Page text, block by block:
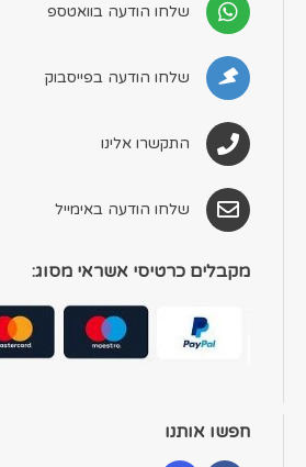
שלחו הודעה בוואטספ
שלחו הודעה בפייסבוק
התקשרו אלינו
שלחו הודעה באימייל
מקבלים כרטיסי אשראי מסוג:
חפשו אותנו